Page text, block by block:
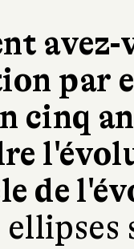
avez-
par
cinq
de
ellipses